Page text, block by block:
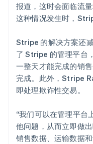
报道，这时会面临流
这种情况发生时，
Stripe 的解决方案还
了 Stripe 的管理平台
一整天才能完成的销
完成。此外，Stripe
即处理欺诈性交易。
“我们可以在管理平台
他问题，从而立即做
销售数据、运输数据